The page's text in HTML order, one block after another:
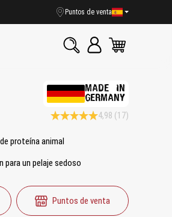
Puntos de venta
MADE IN
GERMANY
4,98 (17)
proteína animal
para un pelaje sedoso
Puntos de venta